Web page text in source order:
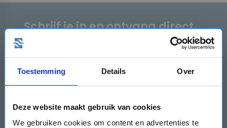
Toestemming Details Over
Deze website maakt gebruik van cookies
We gebruiken cookies om content en advertenties te
Schrijf je in en ontvang direct
een €50,- kortingscode!
mail